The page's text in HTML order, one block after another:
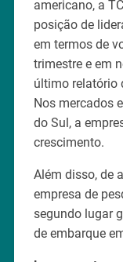
americano, a
posição de
em termos de
trimestre e em
último relatório
Nos mercados
do Sul, a
crescimento.
Além disso, de
empresa de
segundo lugar
de embarque